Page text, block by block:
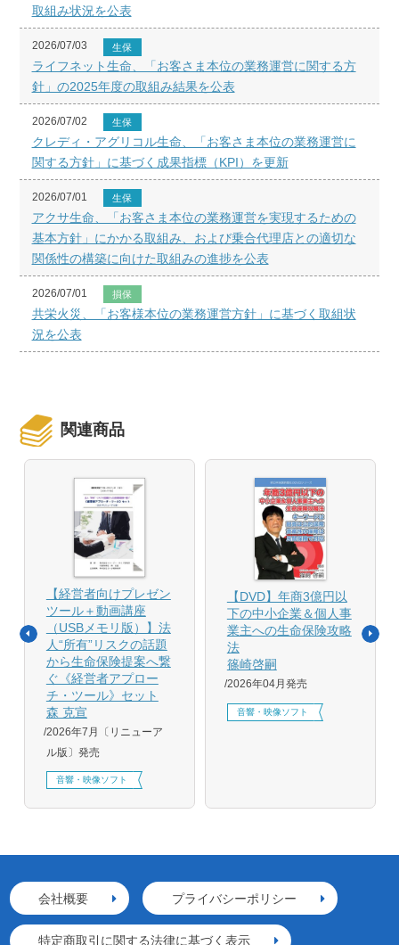
取組み状況を公表
2026/07/03 生保
ライフネット生命、「お客さま本位の業務運営に関する方
針」の2025年度の取組み結果を公表
2026/07/02 生保
クレディ・アグリコル生命、「お客さま本位の業務運営に
関する方針」に基づく成果指標（KPI）を更新
2026/07/01 生保
アクサ生命、「お客さま本位の業務運営を実現するための
基本方針」にかかる取組み、および乗合代理店との適切な
関係性の構築に向けた取組みの進捗を公表
2026/07/01 損保
共栄火災、「お客様本位の業務運営方針」に基づく取組状
況を公表
関連商品
【経営者向けプレゼン
ツール＋動画講座
（USBメモリ版）】法
人“所有”リスクの話題
から生命保険提案へ繋
ぐ《経営者アプロー
チ・ツール》セット
森 克宣
2026年7月〔リニューア
ル版〕発売
音響・映像ソフト
【DVD】年商3億円以
下の中小企業＆個人事
業主への生命保険攻略
法
篠崎啓嗣
2026年04月発売
音響・映像ソフト
会社概要 プライバシーポリシー
特定商取引に関する法律に基づく表示